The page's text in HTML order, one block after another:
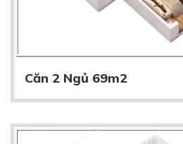
Căn 2 Ngủ 69m2